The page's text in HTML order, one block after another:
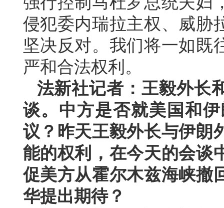
侵犯委内瑞拉主权、威胁
坚决反对。我们将一如既
严和合法权利。
法新社记者：王毅外长
谈。中方是否就美国和
议？昨天王毅外长与伊朗
能的权利，在今天的会谈
促美方从霍尔木兹海峡撤
华提出期待？